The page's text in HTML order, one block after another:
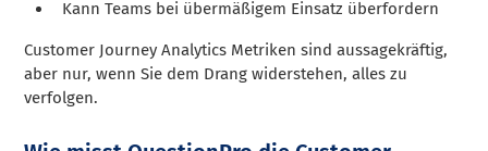
Kann Teams bei übermäßigem Einsatz überfordern
Customer Journey Analytics Metriken sind aussagekräftig,
aber nur, wenn Sie dem Drang widerstehen, alles zu
verfolgen.